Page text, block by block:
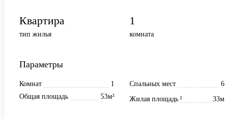
Квартира
тип жилья
1
комната
Параметры
Комнат 1 Спальных мест 6
Общая площадь
53м² Жилая площадь 33м
²